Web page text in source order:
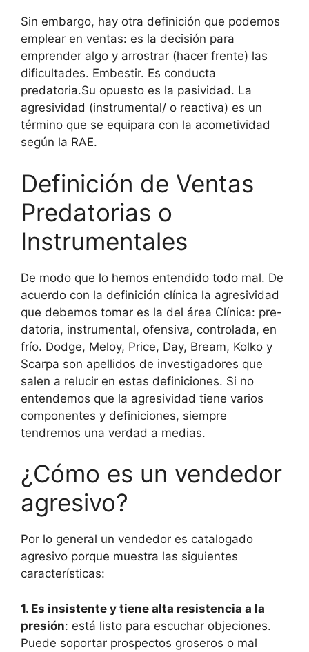
Sin embargo, hay otra definición que podemos
emplear en ventas: es la decisión para
emprender algo y arrostrar (hacer frente) las
dificultades. Embestir. Es conducta
predatoria.Su opuesto es la pasividad. La
agresividad (instrumental/ o reactiva) es un
término que se equipara con la acometividad
según la RAE.
Definición de Ventas
Predatorias o
Instrumentales
De modo que lo hemos entendido todo mal. De
acuerdo con la definición clínica la agresividad
que debemos tomar es la del área Clínica: pre-
datoria, instrumental, ofensiva, controlada, en
frío. Dodge, Meloy, Price, Day, Bream, Kolko y
Scarpa son apellidos de investigadores que
salen a relucir en estas definiciones. Si no
entendemos que la agresividad tiene varios
componentes y definiciones, siempre
tendremos una verdad a medias.
¿Cómo es un vendedor
agresivo?
Por lo general un vendedor es catalogado
agresivo porque muestra las siguientes
características:
1. Es insistente y tiene alta resistencia a la
presión: está listo para escuchar objeciones.
Puede soportar prospectos groseros o mal